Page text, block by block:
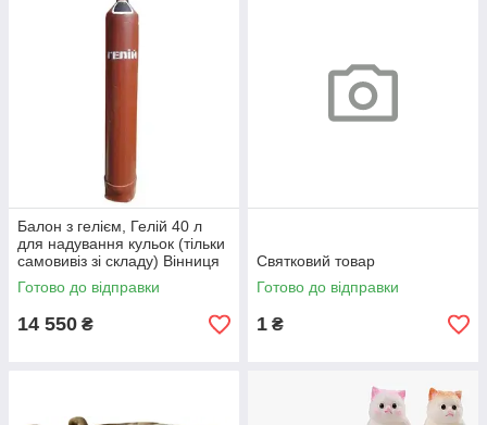
Балон з гелієм, Гелій 40 л
для надування кульок (тільки
самовивіз зі складу) Вінниця
Готово до відправки
14 550 ₴
Святковий товар
Готово до відправки
1 ₴